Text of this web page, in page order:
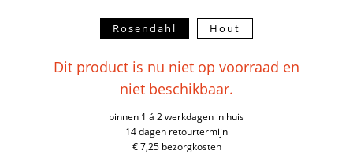
Rosendahl Hout
Dit product is nu niet op voorraad en
niet beschikbaar.
binnen 1 á 2 werkdagen in huis
14 dagen retourtermijn
€ 7,25 bezorgkosten